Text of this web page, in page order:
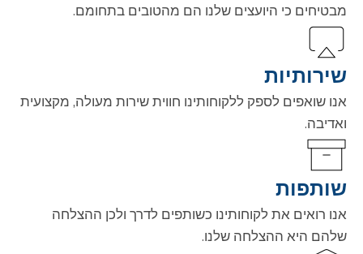
מבטיחים כי היועצים שלנו הם מהטובים בתחומם.
שירותיות
אנו שואפים לספק ללקוחותינו חווית שירות מעולה, מקצועית
ואדיבה.
שותפות
אנו רואים את לקוחותינו כשותפים לדרך ולכן ההצלחה
שלהם היא ההצלחה שלנו.